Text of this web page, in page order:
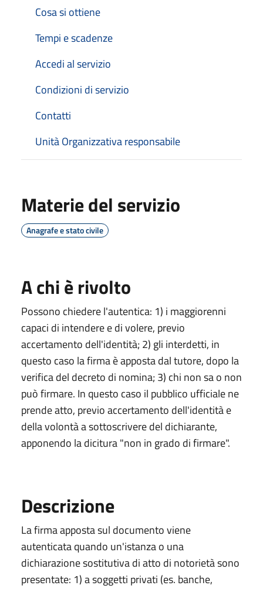
Cosa si ottiene
Tempi e scadenze
Accedi al servizio
Condizioni di servizio
Contatti
Unità Organizzativa responsabile
Materie del servizio
Anagrafe e stato civile
A chi è rivolto
Possono chiedere l'autentica: 1) i maggiorenni
capaci di intendere e di volere, previo
accertamento dell'identità; 2) gli interdetti, in
questo caso la firma è apposta dal tutore, dopo la
verifica del decreto di nomina; 3) chi non sa o non
può firmare. In questo caso il pubblico ufficiale ne
prende atto, previo accertamento dell'identità e
della volontà a sottoscrivere del dichiarante,
apponendo la dicitura "non in grado di firmare".
Descrizione
La firma apposta sul documento viene
autenticata quando un'istanza o una
dichiarazione sostitutiva di atto di notorietà sono
presentate: 1) a soggetti privati (es. banche,